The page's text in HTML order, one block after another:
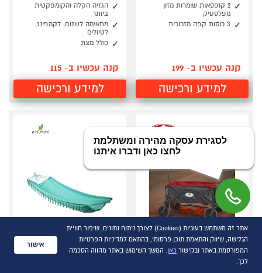
2 קופסאות שומרות מזון
מפלסטיק
3 כוסות קפה מזכוכית
קנה עכשיו ב- 199
למידע ורכישה
הגזיה הקלה והקומפקטית
ביותר
מתאימה לשטח, לקמפינג,
לטיולים
כולל מצת
קנה עכשיו ב- 115
למידע ורכישה
עגלת חוף ופיקניק
ערסל שכיבה 100x200
אתר זה משתמש בעוגיות (Cookies) לצורך ניתוח נתונים, שיפור חוויית
הגלישה, שיווק והתאמת תוכן פרסומי, בהתאם למדיניות הפרטיות
המפורסמת באתר ובקישור כאן. המשך השימוש באתר מהווה הסכמה
לכך.
אישור